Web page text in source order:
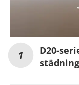
D20-